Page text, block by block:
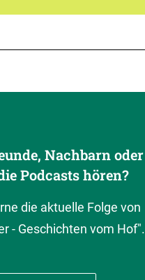
Nachbarn oder
Podcasts hören?
die aktuelle Folge von
- Geschichten vom Hof".